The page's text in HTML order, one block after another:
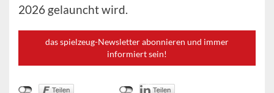
2026 gelauncht wird.
das spielzeug-Newsletter abonnieren und immer
informiert sein!